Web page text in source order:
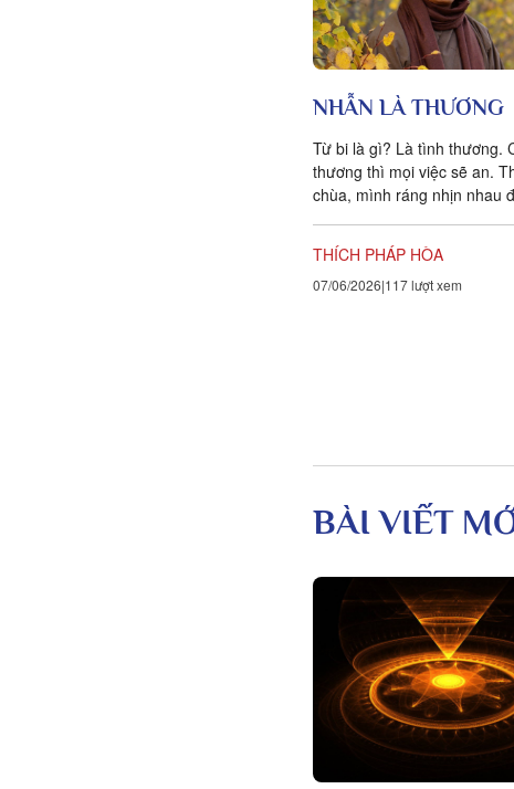
NHẪN LÀ THƯƠNG
Từ bi là gì? Là tình thương.
thương thì mọi việc sẽ an.
chùa, mình ráng nhịn nhau
nhau...
THÍCH PHÁP HÒA
07/06/2026 117 lượt xem
BÀI VIẾT